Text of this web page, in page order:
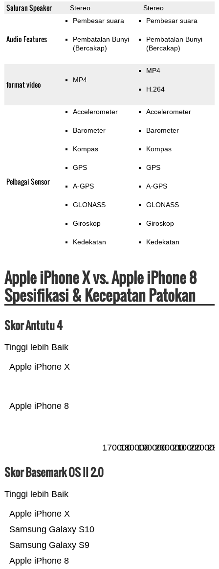
Saluran Speaker Stereo Stereo
Audio Features
Pembesar suara
Pembatalan Bunyi
(Bercakap)
Pembesar suara
Pembatalan Bunyi
(Bercakap)
format video MP4
MP4
H.264
Pelbagai Sensor
Accelerometer
Barometer
Kompas
GPS
A-GPS
GLONASS
Giroskop
Kedekatan
Accelerometer
Barometer
Kompas
GPS
A-GPS
GLONASS
Giroskop
Kedekatan
Apple iPhone X vs. Apple iPhone 8
Spesifikasi & Kecepatan Patokan
Skor Antutu 4
Tinggi lebih Baik
Apple iPhone 8
Apple iPhone X
170000180000190000200000210000220000
Skor Basemark OS II 2.0
Tinggi lebih Baik
Apple iPhone 8
Samsung Galaxy S9
Samsung Galaxy S10
Apple iPhone X